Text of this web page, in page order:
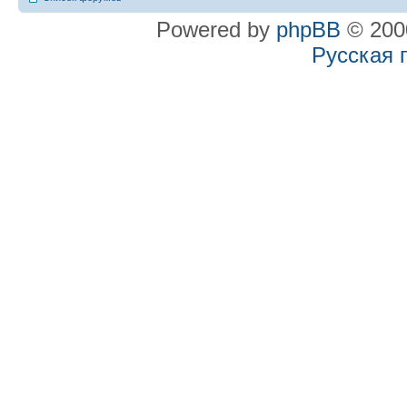
Powered by phpBB ©
Русская